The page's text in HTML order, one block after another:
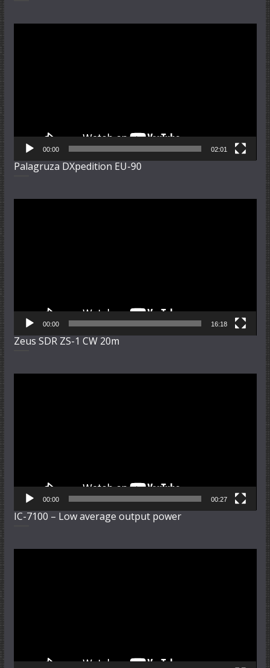
00:00 02:01
Palagruza DXpedition EU-90
00:00 16:18
Zeus SDR ZS-1 CW 20m
00:00 00:27
IC-7100 – Low average output power